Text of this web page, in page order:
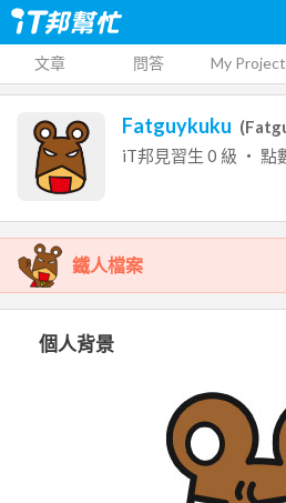
文章 問答 My Project
Fatguykuku (
iT邦見習生 0 級 ‧ 點
鐵人檔案
個人背景